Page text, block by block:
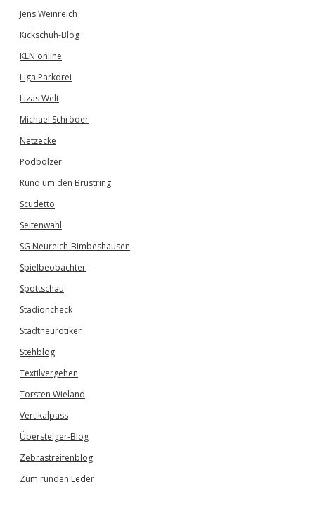
Jens Weinreich
Kickschuh-Blog
KLN online
Liga Parkdrei
Lizas Welt
Michael Schröder
Netzecke
Podbolzer
Rund um den Brustring
Scudetto
Seitenwahl
SG Neureich-Bimbeshausen
Spielbeobachter
Spottschau
Stadioncheck
Stadtneurotiker
Stehblog
Textilvergehen
Torsten Wieland
Vertikalpass
Übersteiger-Blog
Zebrastreifenblog
Zum runden Leder